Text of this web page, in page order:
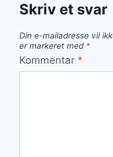
Skriv et svar
Din e-mailadresse vil
er markeret med *
Kommentar *